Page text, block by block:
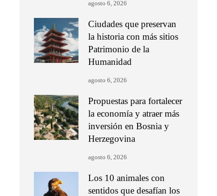
agosto 6, 2026
Ciudades que preservan
la historia con más sitios
Patrimonio de la
Humanidad
agosto 6, 2026
Propuestas para fortalecer
la economía y atraer más
inversión en Bosnia y
Herzegovina
agosto 6, 2026
Los 10 animales con
sentidos que desafían los